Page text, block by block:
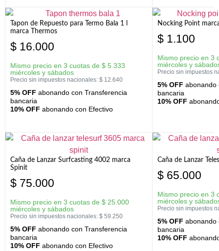
Tapon de Repuesto para Termo Bala 1 l
marca Thermos
$ 16.000
Mismo precio en 3 cuotas de $ 5.333
miércoles y sábados
Precio sin impuestos nacionales: $ 12.640
5% OFF abonando con Transferencia
bancaria
10% OFF abonando con Efectivo
Nocking Point
$ 1.100
Mismo precio en 3
miércoles y
Precio sin impuestos
5% OFF abonando
bancaria
10% OFF
Caña de Lanzar Surfcasting 4002 marca
Spinit
$ 75.000
Mismo precio en 3 cuotas de $ 25.000
miércoles y sábados
Precio sin impuestos nacionales: $ 59.250
5% OFF abonando con Transferencia
bancaria
10% OFF abonando con Efectivo
Caña de Lanzar
$ 65.000
Mismo precio en 3
miércoles y
Precio sin impuestos
5% OFF abonando
bancaria
10% OFF